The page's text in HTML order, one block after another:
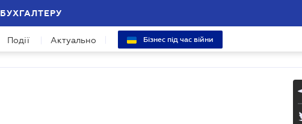
БУХГАЛТЕРУ
Події Актуально Бізнес під час війни